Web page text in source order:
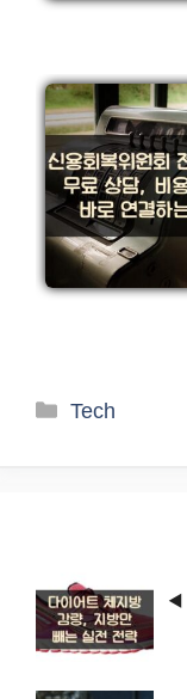
카
Tech
◀️